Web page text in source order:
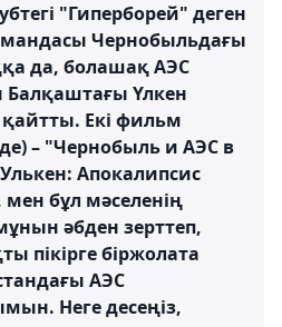
"Гиперборей" деген
Чернобыльдағы
да, болашақ АЭС
Балқаштағы Үлкен
Екі фильм
– "Чернобыль и АЭС в
Апокалипсис
бұл мәселенің
әбден зерттеп,
пікірге біржолата
АЭС
Неге десеңіз,